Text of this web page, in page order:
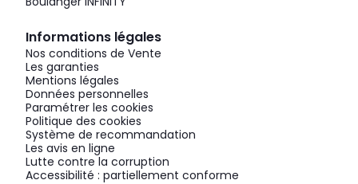
Informations légales
Nos conditions de Vente
Les garanties
Mentions légales
Données personnelles
Paramétrer les cookies
Politique des cookies
Système de recommandation
Les avis en ligne
Lutte contre la corruption
Accessibilité : partiellement conforme